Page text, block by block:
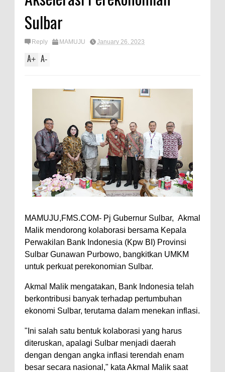
Sulbar
Reply MAMUJU January 26, 2023
A+ A-
MAMUJU,FMS.COM- Pj Gubernur Sulbar, Akmal
Malik mendorong kolaborasi bersama Kepala
Perwakilan Bank Indonesia (Kpw BI) Provinsi
Sulbar Gunawan Purbowo, bangkitkan UMKM
untuk perkuat perekonomian Sulbar.
Akmal Malik mengatakan, Bank Indonesia telah
berkontribusi banyak terhadap pertumbuhan
ekonomi Sulbar, terutama dalam menekan inflasi.
"Ini salah satu bentuk kolaborasi yang harus
diteruskan, apalagi Sulbar menjadi daerah
dengan dengan angka inflasi terendah enam
besar secara nasional," kata Akmal Malik saat